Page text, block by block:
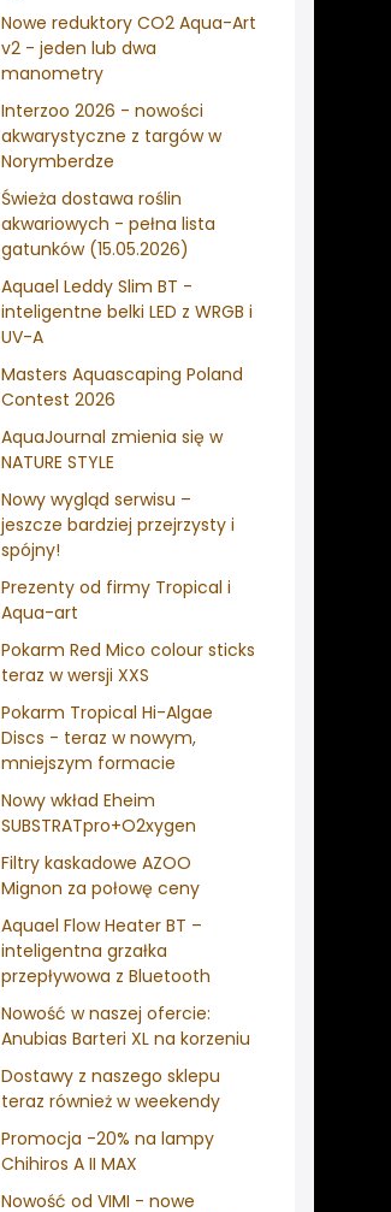
Nowe reduktory CO2 Aqua-Art
v2 - jeden lub dwa
manometry
Interzoo 2026 - nowości
akwarystyczne z targów w
Norymberdze
Świeża dostawa roślin
akwariowych - pełna lista
gatunków (15.05.2026)
Aquael Leddy Slim BT -
inteligentne belki LED z WRGB i
UV-A
Masters Aquascaping Poland
Contest 2026
AquaJournal zmienia się w
NATURE STYLE
Nowy wygląd serwisu –
jeszcze bardziej przejrzysty i
spójny!
Prezenty od firmy Tropical i
Aqua-art
Pokarm Red Mico colour sticks
teraz w wersji XXS
Pokarm Tropical Hi-Algae
Discs - teraz w nowym,
mniejszym formacie
Nowy wkład Eheim
SUBSTRATpro+O2xygen
Filtry kaskadowe AZOO
Mignon za połowę ceny
Aquael Flow Heater BT –
inteligentna grzałka
przepływowa z Bluetooth
Nowość w naszej ofercie:
Anubias Barteri XL na korzeniu
Dostawy z naszego sklepu
teraz również w weekendy
Promocja -20% na lampy
Chihiros A II MAX
Nowość od VIMI - nowe